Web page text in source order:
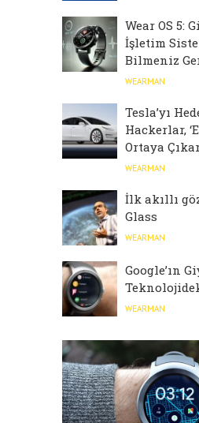
Wear OS 5:
İşletim
Bilmeniz
WEARMAN
Tesla’yı
Hackerlar,
Ortaya
WEARMAN
İlk akıllı
Glass
WEARMAN
Google’ın
WEARMAN